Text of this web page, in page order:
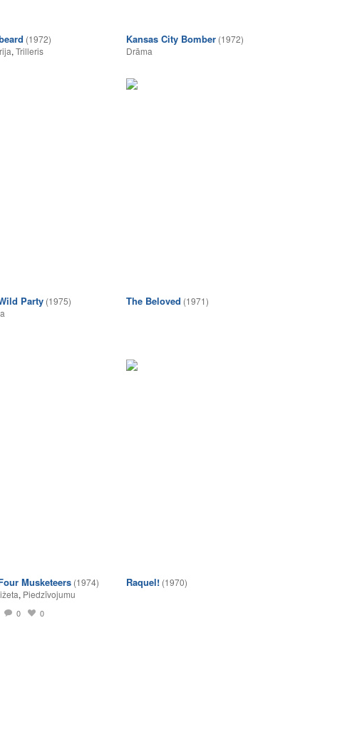
(1972)
, Trilleris
Kansas City Bomber (1972)
Drāma
Party (1975)
The Beloved (1971)
Musketeers (1974)
, Piedzīvojumu
0 0
Raquel! (1970)